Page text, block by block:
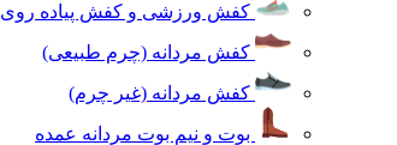
کفش ورزشی و کفش پیاده روی
کفش مردانه (چرم طبیعی)
کفش مردانه (غیر چرم)
بوت و نیم بوت مردانه عمده